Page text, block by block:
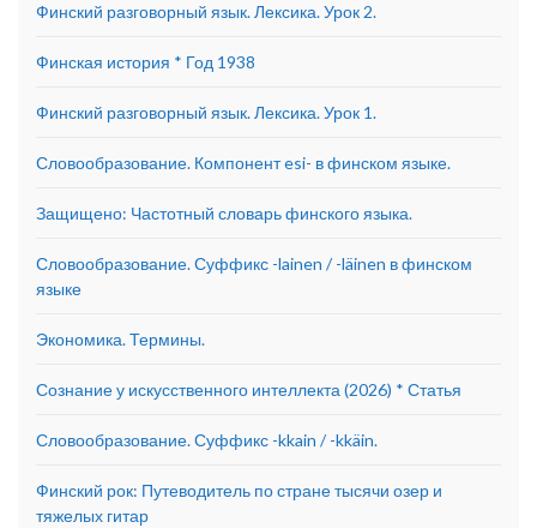
Финский разговорный язык. Лексика. Урок 2.
Финская история * Год 1938
Финский разговорный язык. Лексика. Урок 1.
Словообразование. Компонент esi- в финском языке.
Защищено: Частотный словарь финского языка.
Словообразование. Суффикс -lainen / -läinen в финском
языке
Экономика. Термины.
Сознание у искусственного интеллекта (2026) * Статья
Словообразование. Суффикс -kkain / -kkäin.
Финский рок: Путеводитель по стране тысячи озер и
тяжелых гитар